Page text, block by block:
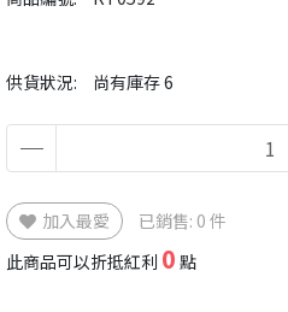
供貨狀況: 尚有庫存 6
加入最愛
已銷售: 0 件
此商品可以折抵紅利 0 點